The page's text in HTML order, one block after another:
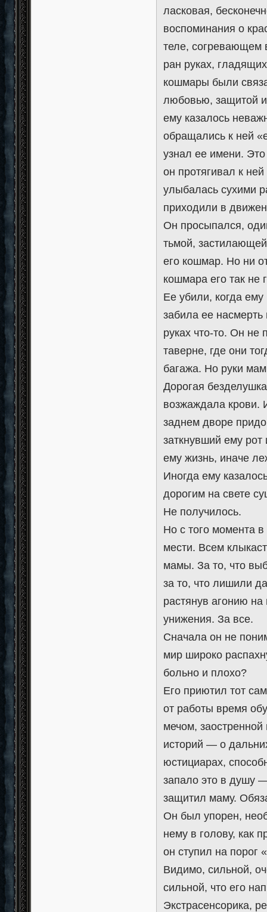
ласковая,
воспоминания о
теле, согревающем
ран руках,
кошмары были
любовью, защитой и
ему казалось
обращались к ней
узнал ее имени.
он протягивал к
улыбалась сухими
приходили в
Он просыпался,
тьмой,
его кошмар. Но ни
кошмара его так не
Ее убили, когда
забила ее
руках что-то. Он не
таверне, где они
багажа. Но руки
Дорогая
возжаждала
заднем дворе
заткнувший ему
ему жизнь, иначе
Иногда ему
дорогим на свете
Не получилось.
Но с того момента
мести. Всем
мамы. За то, что
за то, что лишили
растянув агонию на
унижения. За все.
Сначала он не
мир широко
больно и плохо?
Его приютил тот
от работы время
мечом,
историй — о
юстициарах,
запало это в душу
защитил маму.
Он был упорен,
нему в голову, как
он ступил на порог
Видимо, сильной,
сильной, что его
Экстрасенсорика,